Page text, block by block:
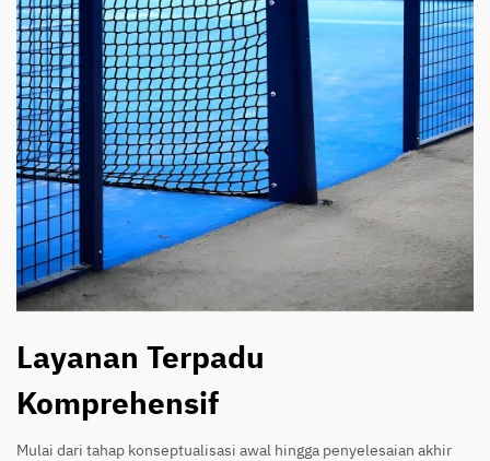
Layanan Terpadu
Komprehensif
Mulai dari tahap konseptualisasi awal hingga penyelesaian akhir